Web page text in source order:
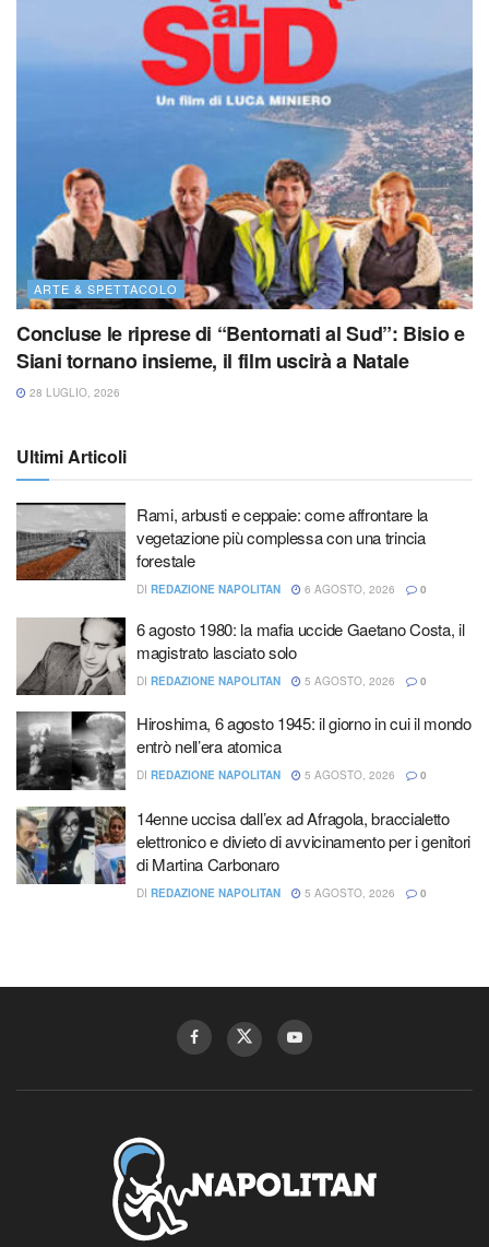
ARTE & SPETTACOLO
Concluse le riprese di “Bentornati al Sud”: Bisio e
Siani tornano insieme, il film uscirà a Natale
28 LUGLIO, 2026
Ultimi Articoli
Rami, arbusti e ceppaie: come affrontare la
vegetazione più complessa con una trincia
forestale
DI REDAZIONE NAPOLITAN 6 AGOSTO, 2026 0
6 agosto 1980: la mafia uccide Gaetano Costa, il
magistrato lasciato solo
DI REDAZIONE NAPOLITAN 5 AGOSTO, 2026 0
Hiroshima, 6 agosto 1945: il giorno in cui il mondo
entrò nell’era atomica
DI REDAZIONE NAPOLITAN 5 AGOSTO, 2026 0
14enne uccisa dall’ex ad Afragola, braccialetto
elettronico e divieto di avvicinamento per i genitori
di Martina Carbonaro
DI REDAZIONE NAPOLITAN 5 AGOSTO, 2026 0